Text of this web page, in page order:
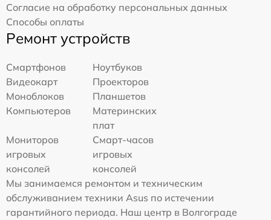
Согласие на обработку персональных данных
Способы оплаты
Ремонт устройств
Смартфонов
Ноутбуков
Видеокарт
Проекторов
Моноблоков
Планшетов
Компьютеров
Материнских
плат
Мониторов
Смарт-часов
игровых
консолей
игровых
консолей
Мы занимаемся ремонтом и техническим
обслуживанием техники Asus по истечении
гарантийного периода. Наш центр в Волгограде